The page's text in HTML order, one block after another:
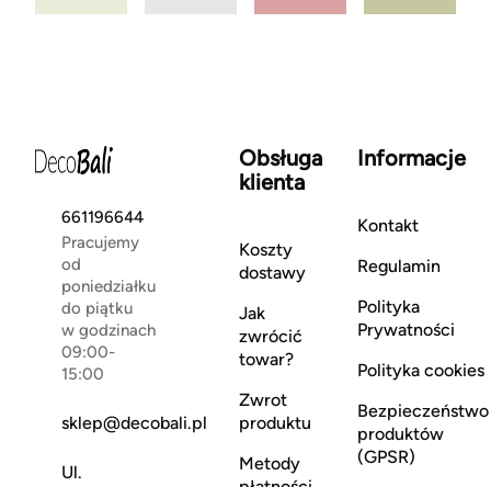
661196644
Pracujemy
od
poniedziałku
do piątku
w godzinach
09:00-
15:00
sklep@decobali.pl
Ul.
Obsługa
klienta
Koszty
dostawy
Jak
zwrócić
towar?
Zwrot
produktu
Metody
Informacje
Kontakt
Regulamin
Polityka
Prywatności
Polityka cookies
Bezpieczeństwo
produktów
(GPSR)